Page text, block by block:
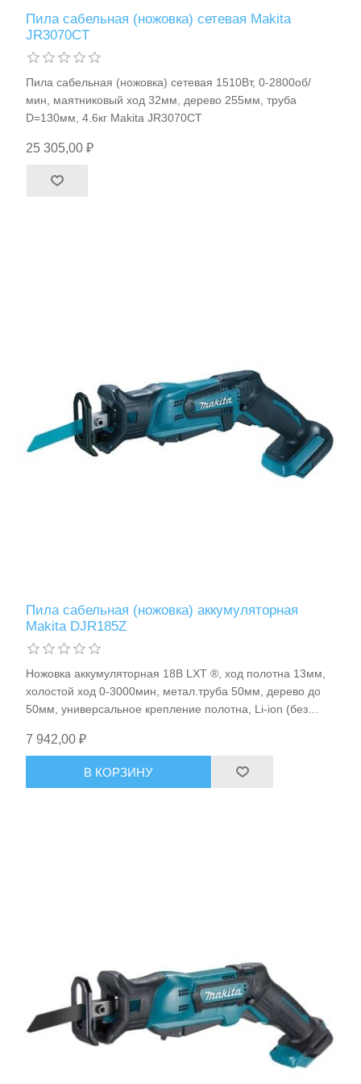
Аккумуляторы и ЗУ
Грузоподъемное оборудование
Пила сабельная (ножовка) сетевая Makita
JR3070CT
Пила сабельная (ножовка) сетевая 1510Вт, 0-2800об/
мин, маятниковый ход 32мм, дерево 255мм, труба
D=130мм, 4.6кг Makita JR3070CT
25 305,00 ₽
Пила сабельная (ножовка) аккумуляторная
Makita DJR185Z
Ножовка аккумуляторная 18В LXT ®, ход полотна 13мм,
холостой ход 0-3000мин, метал.труба 50мм, дерево до
50мм, универсальное крепление полотна, Li-ion (без
7 942,00 ₽
В КОРЗИНУ